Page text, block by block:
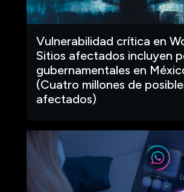
Vulnerabilidad crítica en
Sitios afectados incluyen
gubernamentales en
(Cuatro millones de
afectados)